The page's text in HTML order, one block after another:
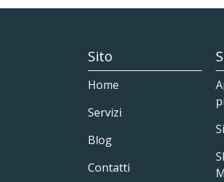
Sito
Home
Servizi
Blog
Contatti